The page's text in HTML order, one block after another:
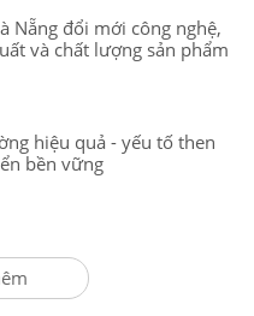
Nẵng đổi mới công nghệ,
và chất lượng sản phẩm
hiệu quả - yếu tố then
bền vững